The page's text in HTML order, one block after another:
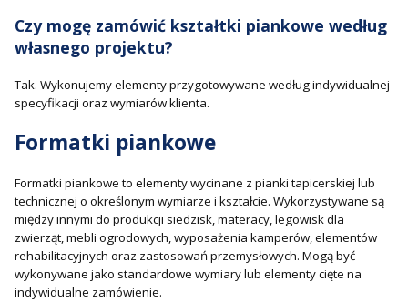
Czy mogę zamówić kształtki piankowe według
własnego projektu?
Tak. Wykonujemy elementy przygotowywane według indywidualnej
specyfikacji oraz wymiarów klienta.
Formatki piankowe
Formatki piankowe to elementy wycinane z pianki tapicerskiej lub
technicznej o określonym wymiarze i kształcie. Wykorzystywane są
między innymi do produkcji siedzisk, materacy, legowisk dla
zwierząt, mebli ogrodowych, wyposażenia kamperów, elementów
rehabilitacyjnych oraz zastosowań przemysłowych. Mogą być
wykonywane jako standardowe wymiary lub elementy cięte na
indywidualne zamówienie.